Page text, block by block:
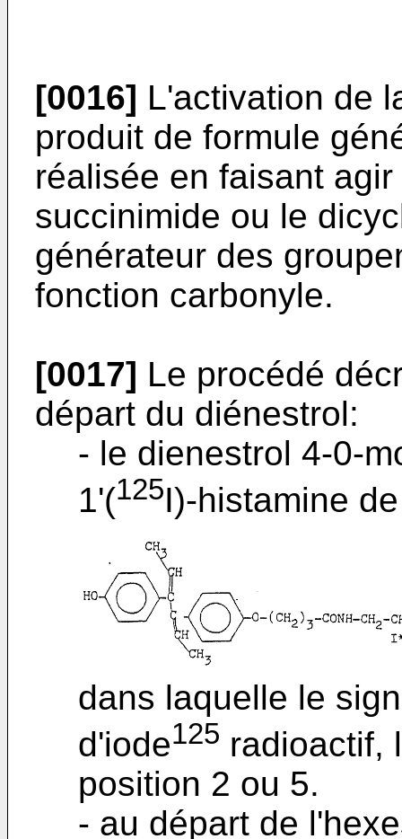
[0016] L'activation de
produit de formule
réalisée en faisant
succinimide ou le
générateur des
fonction carbonyle.
[0017] Le procédé
départ du diénestrol:
- le dienestrol 4-0-
1'(125I)-histamine
dans laquelle le
d'iode125 radioactif,
position 2 ou 5.
- au départ de